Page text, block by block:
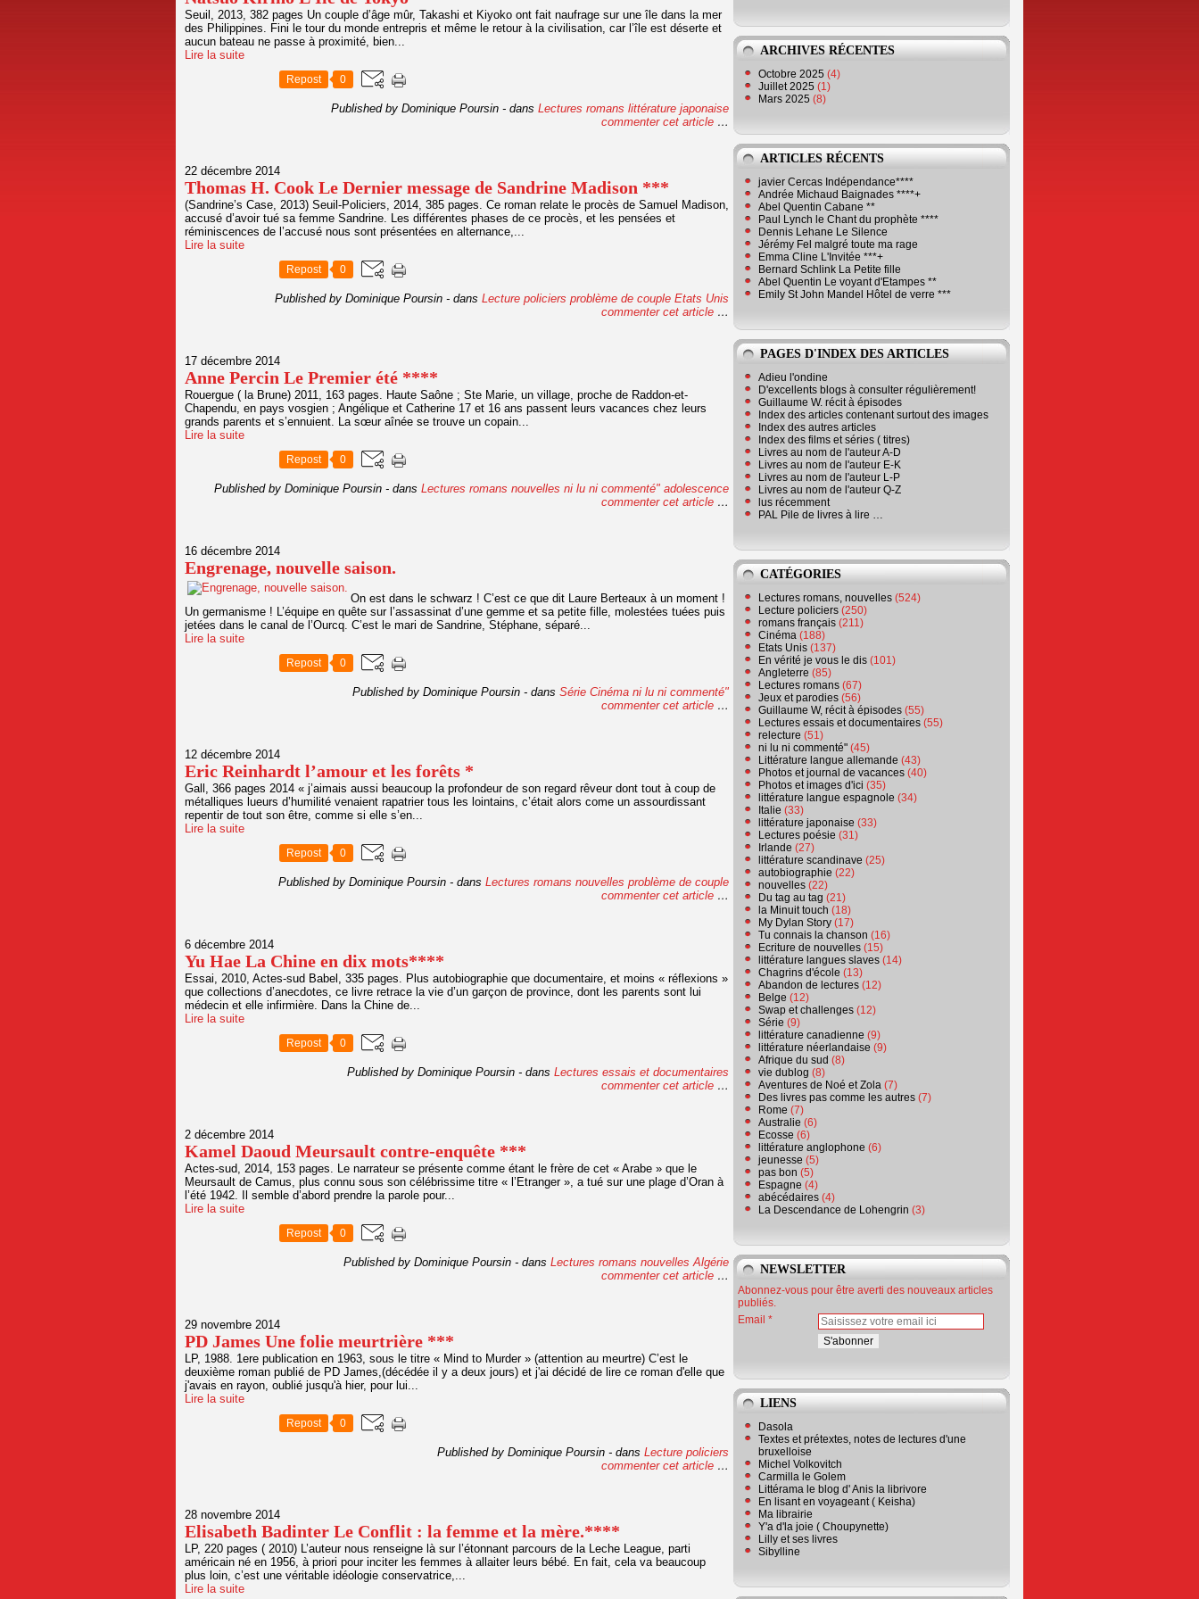
Seuil, 2013, 382 pages Un couple d’âge mûr, Takashi et Kiyoko ont fait naufrage sur une île dans la mer
des Philippines. Fini le tour du monde entrepris et même le retour à la civilisation, car l’île est déserte et
aucun bateau ne passe à proximité, bien...
Lire la suite
Repost 0
Published by Dominique Poursin - dans Lectures romans littérature japonaise
commenter cet article …
22 décembre 2014
Thomas H. Cook Le Dernier message de Sandrine Madison ***
(Sandrine’s Case, 2013) Seuil-Policiers, 2014, 385 pages. Ce roman relate le procès de Samuel Madison,
accusé d’avoir tué sa femme Sandrine. Les différentes phases de ce procès, et les pensées et
réminiscences de l’accusé nous sont présentées en alternance,...
Lire la suite
Repost 0
Published by Dominique Poursin - dans Lecture policiers problème de couple Etats Unis
commenter cet article …
17 décembre 2014
Anne Percin Le Premier été ****
Rouergue ( la Brune) 2011, 163 pages. Haute Saône ; Ste Marie, un village, proche de Raddon-et-
Chapendu, en pays vosgien ; Angélique et Catherine 17 et 16 ans passent leurs vacances chez leurs
grands parents et s’ennuient. La sœur aînée se trouve un copain...
Lire la suite
Repost 0
Published by Dominique Poursin - dans Lectures romans nouvelles ni lu ni commenté" adolescence
commenter cet article …
16 décembre 2014
Engrenage, nouvelle saison.
On est dans le schwarz ! C’est ce que dit Laure Berteaux à un moment !
Un germanisme ! L’équipe en quête sur l’assassinat d’une gemme et sa petite fille, molestées tuées puis
jetées dans le canal de l’Ourcq. C’est le mari de Sandrine, Stéphane, séparé...
Lire la suite
Repost 0
Published by Dominique Poursin - dans Série Cinéma ni lu ni commenté"
commenter cet article …
12 décembre 2014
Eric Reinhardt l’amour et les forêts *
Gall, 366 pages 2014 « j’aimais aussi beaucoup la profondeur de son regard rêveur dont tout à coup de
métalliques lueurs d’humilité venaient rapatrier tous les lointains, c’était alors come un assourdissant
repentir de tout son être, comme si elle s’en...
Lire la suite
Repost 0
Published by Dominique Poursin - dans Lectures romans nouvelles problème de couple
commenter cet article …
6 décembre 2014
Yu Hae La Chine en dix mots****
Essai, 2010, Actes-sud Babel, 335 pages. Plus autobiographie que documentaire, et moins « réflexions »
que collections d’anecdotes, ce livre retrace la vie d’un garçon de province, dont les parents sont lui
médecin et elle infirmière. Dans la Chine de...
Lire la suite
Repost 0
Published by Dominique Poursin - dans Lectures essais et documentaires
commenter cet article …
2 décembre 2014
Kamel Daoud Meursault contre-enquête ***
Actes-sud, 2014, 153 pages. Le narrateur se présente comme étant le frère de cet « Arabe » que le
Meursault de Camus, plus connu sous son célébrissime titre « l’Etranger », a tué sur une plage d’Oran à
l’été 1942. Il semble d’abord prendre la parole pour...
Lire la suite
Repost 0
Published by Dominique Poursin - dans Lectures romans nouvelles Algérie
commenter cet article …
29 novembre 2014
PD James Une folie meurtrière ***
LP, 1988. 1ere publication en 1963, sous le titre « Mind to Murder » (attention au meurtre) C’est le
deuxième roman publié de PD James,(décédée il y a deux jours) et j'ai décidé de lire ce roman d'elle que
j'avais en rayon, oublié jusqu'à hier, pour lui...
Lire la suite
Repost 0
Published by Dominique Poursin - dans Lecture policiers
commenter cet article …
28 novembre 2014
Elisabeth Badinter Le Conflit : la femme et la mère.****
LP, 220 pages ( 2010) L’auteur nous renseigne là sur l’étonnant parcours de la Leche League, parti
américain né en 1956, à priori pour inciter les femmes à allaiter leurs bébé. En fait, cela va beaucoup
plus loin, c’est une véritable idéologie conservatrice,...
Lire la suite
ARCHIVES RÉCENTES
Octobre 2025 (4)
Juillet 2025 (1)
Mars 2025 (8)
ARTICLES RÉCENTS
javier Cercas Indépendance****
Andrée Michaud Baignades ****+
Abel Quentin Cabane **
Paul Lynch le Chant du prophète ****
Dennis Lehane Le Silence
Jérémy Fel malgré toute ma rage
Emma Cline L'Invitée ***+
Bernard Schlink La Petite fille
Abel Quentin Le voyant d'Etampes **
Emily St John Mandel Hôtel de verre ***
PAGES D'INDEX DES ARTICLES
Adieu l'ondine
D'excellents blogs à consulter régulièrement!
Guillaume W. récit à épisodes
Index des articles contenant surtout des images
Index des autres articles
Index des films et séries ( titres)
Livres au nom de l'auteur A-D
Livres au nom de l'auteur E-K
Livres au nom de l'auteur L-P
Livres au nom de l'auteur Q-Z
lus récemment
PAL Pile de livres à lire …
CATÉGORIES
Lectures romans, nouvelles (524)
Lecture policiers (250)
romans français (211)
Cinéma (188)
Etats Unis (137)
En vérité je vous le dis (101)
Angleterre (85)
Lectures romans (67)
Jeux et parodies (56)
Guillaume W, récit à épisodes (55)
Lectures essais et documentaires (55)
relecture (51)
ni lu ni commenté" (45)
Littérature langue allemande (43)
Photos et journal de vacances (40)
Photos et images d'ici (35)
littérature langue espagnole (34)
Italie (33)
littérature japonaise (33)
Lectures poésie (31)
Irlande (27)
littérature scandinave (25)
autobiographie (22)
nouvelles (22)
Du tag au tag (21)
la Minuit touch (18)
My Dylan Story (17)
Tu connais la chanson (16)
Ecriture de nouvelles (15)
littérature langues slaves (14)
Chagrins d'école (13)
Abandon de lectures (12)
Belge (12)
Swap et challenges (12)
Série (9)
littérature canadienne (9)
littérature néerlandaise (9)
Afrique du sud (8)
vie dublog (8)
Aventures de Noé et Zola (7)
Des livres pas comme les autres (7)
Rome (7)
Australie (6)
Ecosse (6)
littérature anglophone (6)
jeunesse (5)
pas bon (5)
Espagne (4)
abécédaires (4)
La Descendance de Lohengrin (3)
NEWSLETTER
Abonnez-vous pour être averti des nouveaux articles
publiés.
Email
LIENS
Dasola
Textes et prétextes, notes de lectures d'une
bruxelloise
Michel Volkovitch
Carmilla le Golem
Littérama le blog d' Anis la librivore
En lisant en voyageant ( Keisha)
Ma librairie
Y'a d'la joie ( Choupynette)
Lilly et ses livres
Sibylline